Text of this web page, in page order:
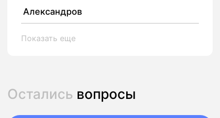
Александров
Показать еще
Остались вопросы